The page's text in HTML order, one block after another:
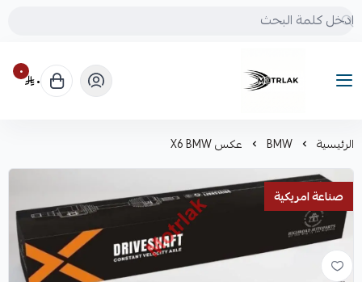
Motrlak
٠ ٠
الرئيسية BMW عكس X6 BMW
صناعة امريكية